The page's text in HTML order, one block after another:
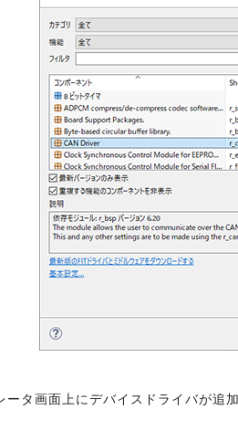
ータ画面上にデバイスドライバが